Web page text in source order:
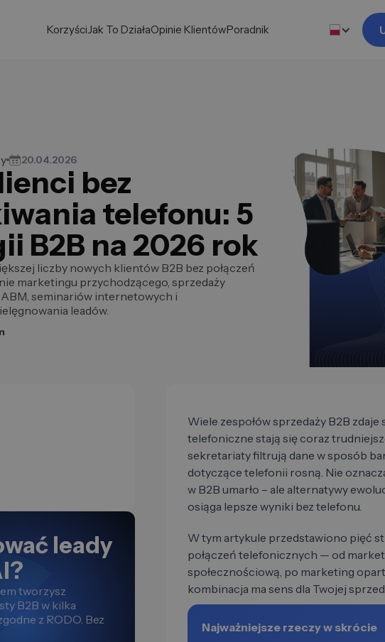
KorzyściJak To DziałaOpinie KlientówPoradnik
20.04.2026
bez
telefonu: 5
B2B na 2026 rok
liczby nowych klientów B2B bez połączeń
marketingu przychodzącego, sprzedaży
seminariów internetowych i
leadów.
leady
tworzysz
B2B w kilka
z RODO. Bez
Wiele zespołów sprzedaży B2B
telefoniczne stają się coraz
sekretariaty filtrują dane w sposób
dotyczące telefonii rosną. Nie
w B2B umarło – ale alternatywy
osiąga lepsze wyniki bez telefonu.
W tym artykule przedstawiono pięć
połączeń telefonicznych — od
społecznościową, po marketing
kombinacja ma sens dla Twojej
Najważniejsze rzeczy w skrócie